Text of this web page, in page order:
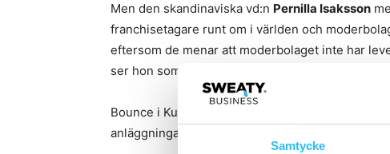
Samtycke
Men den skandinaviska vd:n Pernilla Isaksson
franchisetagare runt om i världen och
eftersom de menar att moderbolaget inte har
ser hon som ett sätt att sätta press på dem att
Bounce i Kungens kurva hade ett 80-tal
anläggningar i Malmö och Göteborg.